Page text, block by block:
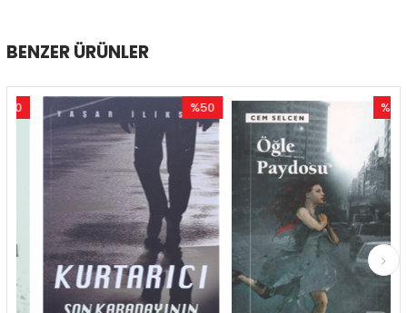
BENZER ÜRÜNLER
%50
İndirim
%50İndirim
%54
İndirim